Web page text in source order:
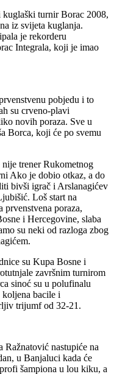
turnir Borac 2008,
iz svijeta kuglanja.
je rekorderu
Integrala, koji je imao
pobjedu i to
su crveno-plavi
novih poraza. Sve u
Borca, koji će po svemu
trener Rukometnog
Ako je dobio otkaz, a do
bivši igrač i Arslanagićev
Loš start na
prvenstvena poraza,
i Hercegovine, slaba
su neki od razloga zbog
su Kupa Bosne i
završnim turnirom
sinoć su u polufinalu
koljena bacile i
trijumf od 32-21.
nastupiće na
u Banjaluci kada će
šampiona u lou kiku, a